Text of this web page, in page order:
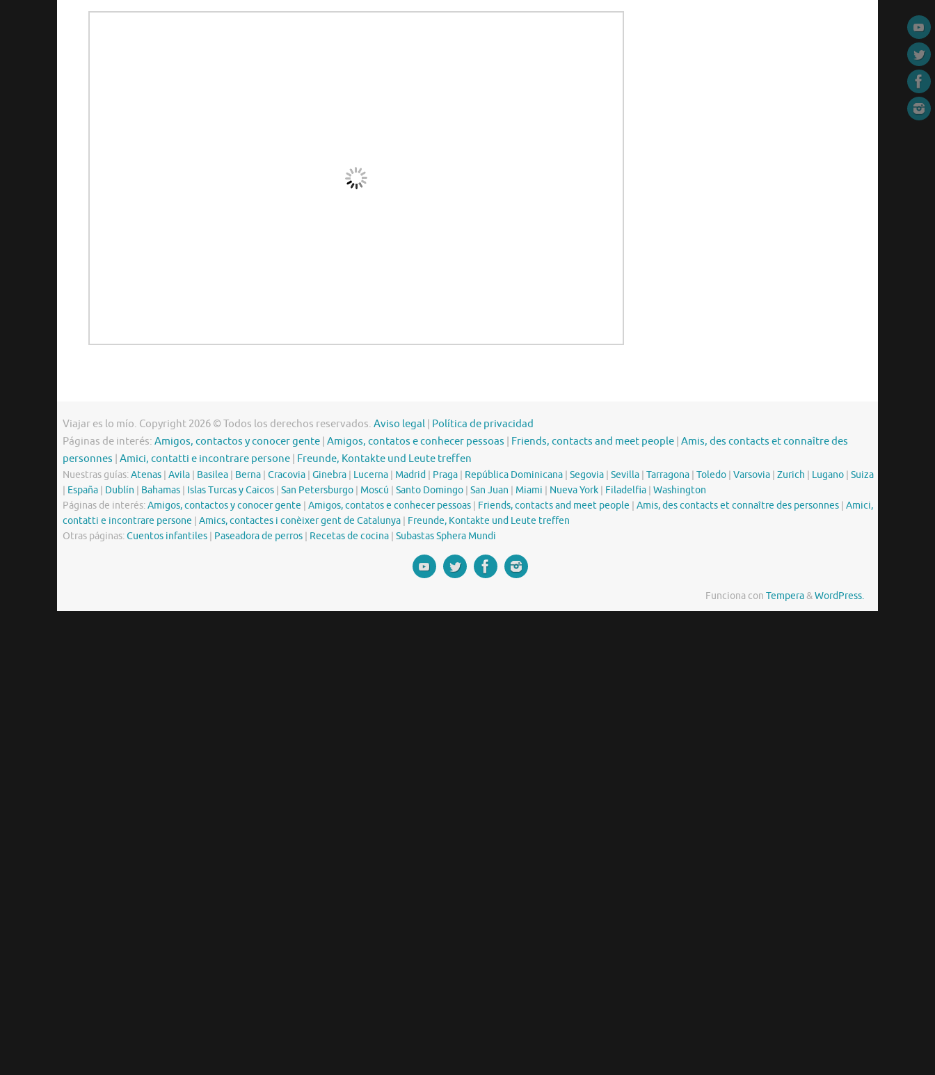
Viajar es lo mío. Copyright 2026 © Todos los derechos reservados. Aviso legal Política de privacidad
Páginas de interés: Amigos, contactos y conocer gente Amigos, contatos e conhecer pessoas Friends, contacts and meet people Amis, des contacts et connaître des
personnes Amici, contatti e incontrare persone Freunde, Kontakte und Leute treffen
Nuestras guías:Atenas Avila Basilea Berna Cracovia Ginebra Lucerna Madrid Praga República Dominicana Segovia Sevilla Tarragona Toledo Varsovia Zurich Lugano Suiza
España Dublín Bahamas Islas Turcas y Caicos San Petersburgo Moscú Santo Domingo San Juan Miami Nueva York Filadelfia Washington
Páginas de interés:Amigos, contactos y conocer gente Amigos, contatos e conhecer pessoas Friends, contacts and meet people Amis, des contacts et connaître des personnes Amici,
contatti e incontrare persone
Amics, contactes i conèixer gent de Catalunya
Freunde, Kontakte und Leute treffen
Otras páginas:Cuentos infantiles Paseadora de perros Recetas de cocina Subastas Sphera Mundi
Funciona con Tempera&WordPress.